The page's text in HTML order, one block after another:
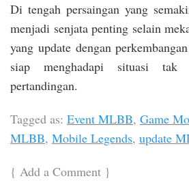
Di tengah persaingan yang
menjadi senjata penting selain
yang update dengan
siap menghadapi situasi
pertandingan.
Tagged as: Event MLBB, Game
MLBB, Mobile Legends, update
{ Add a Comment }